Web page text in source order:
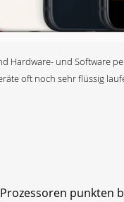
Hardware- und Software
oft noch sehr flüssig
punkten